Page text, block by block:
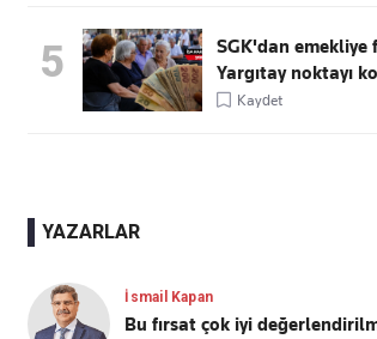
5
SGK'dan emekliye
Yargıtay noktayı
Kaydet
YAZARLAR
İsmail Kapan
Bu fırsat çok iyi